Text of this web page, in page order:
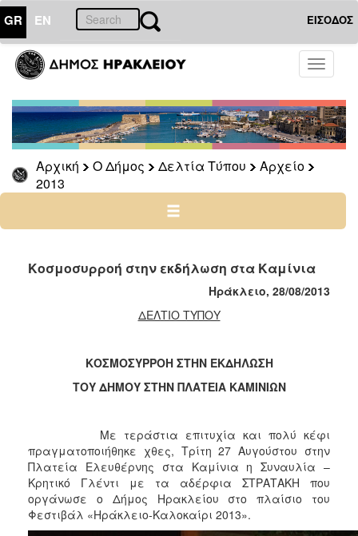
GR EN ΕΙΣΟΔΟΣ
Toggle
Αρχική Ο Δήμος Δελτία Τύπου
Αρχείο
2013
ΔΗΜΟΣ
Δελτία
Τύπου
Αρχείο
2026
2025
2022
2018
2017
2013
2012
2011
2010
Κοσμοσυρροή στην εκδήλωση στα Καμίνια
Ηράκλειο, 28/08/2013
ΔΕΛΤΙΟ ΤΥΠΟΥ
ΚΟΣΜΟΣΥΡΡΟΗ ΣΤΗΝ ΕΚΔΗΛΩΣΗ
ΤΟΥ ΔΗΜΟΥ ΣΤΗΝ ΠΛΑΤΕΙΑ ΚΑΜΙΝΙΩΝ
Με τεράστια επιτυχία και πολύ κέφι
πραγματοποιήθηκε χθες, Τρίτη 27 Αυγούστου στην
Πλατεία Ελευθέρνης στα Καμίνια η Συναυλία –
Κρητικό Γλέντι με τα αδέρφια ΣΤΡΑΤΑΚΗ που
οργάνωσε ο Δήμος Ηρακλείου στο πλαίσιο του
Φεστιβάλ «Ηράκλειο-Καλοκαίρι 2013».